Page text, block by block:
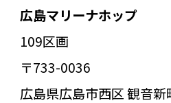
広島マリーナホップ
109区画
〒733-0036
広島県広島市西区 観音